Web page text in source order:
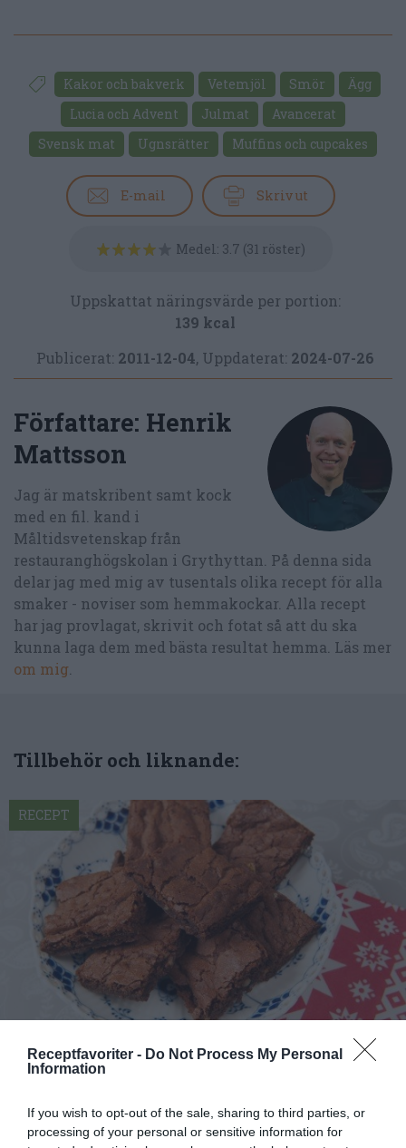
Receptfavoriter - Do Not Process My Personal
Information
If you wish to opt-out of the sale, sharing to third parties, or
processing of your personal or sensitive information for
Kakor och bakverk Vetemjöl Smör
Ägg
Lucia och Advent
Julmat
Avancerat
Svensk mat
Ugnsrätter Muffins och cupcakes
E-mail Skriv ut
Medel: 3.7 (31 röster)
Uppskattat näringsvärde per portion:
139 kcal
Publicerat: 2011-12-04, Uppdaterat: 2024-07-26
Författare: Henrik
Mattsson
Jag är matskribent samt kock
med en fil. kand i
Måltidsvetenskap från
restauranghögskolan i Grythyttan. På denna sida
delar jag med mig av tusentals olika recept för alla
smaker - noviser som hemmakockar. Alla recept
har jag provlagat, skrivit och fotat så att du ska
kunna laga dem med bästa resultat hemma. Läs mer
om mig
Tillbehör och liknande:
Pepparkaksbrownies
pepparkakskryddor, krossad choklad och nötter.
Passar till...
RECEPT